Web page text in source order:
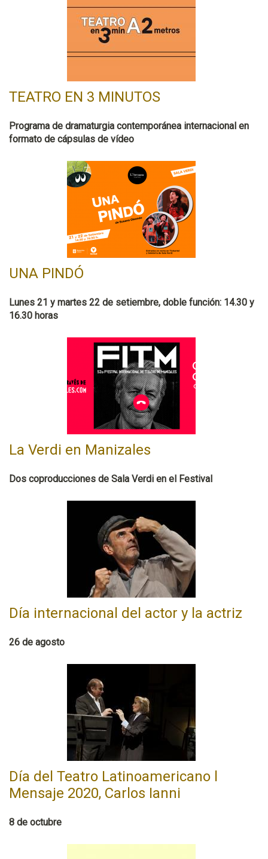
TEATRO EN 3 MINUTOS
Programa de dramaturgia contemporánea internacional en
formato de cápsulas de vídeo
UNA PINDÓ
Lunes 21 y martes 22 de setiembre, doble función: 14.30 y
16.30 horas
La Verdi en Manizales
Dos coproducciones de Sala Verdi en el Festival
Día internacional del actor y la actriz
26 de agosto
Día del Teatro Latinoamericano l
Mensaje 2020, Carlos Ianni
8 de octubre